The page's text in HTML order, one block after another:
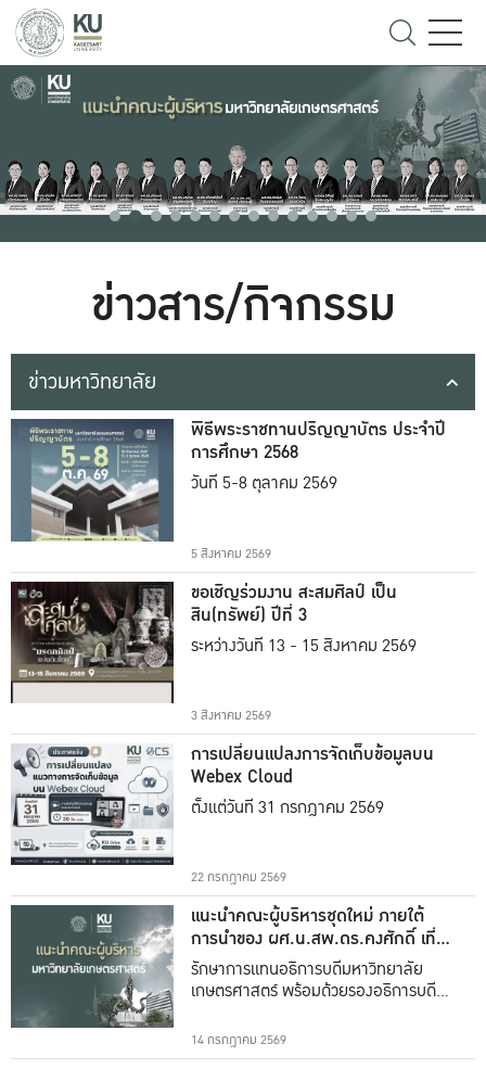
ข่าวสาร/กิจกรรม
ข่าวมหาวิทยาลัย
พิธีพระราชทานปริญญาบัตร ประจำปี
การศึกษา 2568
วันที่ 5-8 ตุลาคม 2569
5 สิงหาคม 2569
ขอเชิญร่วมงาน สะสมศิลป์ เป็น
สิน(ทรัพย์) ปีที่ 3
ระหว่างวันที่ 13 - 15 สิงหาคม 2569
3 สิงหาคม 2569
การเปลี่ยนแปลงการจัดเก็บข้อมูลบน
Webex Cloud
ตั้งแต่วันที่ 31 กรกฎาคม 2569
22 กรกฎาคม 2569
แนะนำคณะผู้บริหารชุดใหม่ ภายใต้
การนำของ ผศ.น.สพ.ดร.คงศักดิ์ เที่ยง
ธรรม
รักษาการแทนอธิการบดีมหาวิทยาลัย
เกษตรศาสตร์ พร้อมด้วยรองอธิการบดีทั้ง
14 กรกฎาคม 2569